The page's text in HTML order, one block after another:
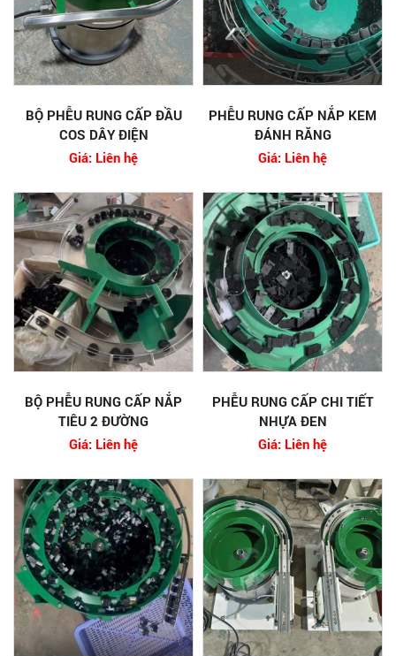
BỘ PHỄU RUNG CẤP ĐẦU
COS DÂY ĐIỆN
Giá: Liên hệ
PHỄU RUNG CẤP NẮP KEM
ĐÁNH RĂNG
Giá: Liên hệ
BỘ PHỄU RUNG CẤP NẮP
TIÊU 2 ĐƯỜNG
Giá: Liên hệ
PHỄU RUNG CẤP CHI TIẾT
NHỰA ĐEN
Giá: Liên hệ